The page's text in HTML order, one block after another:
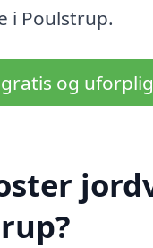
i Poulstrup.
og